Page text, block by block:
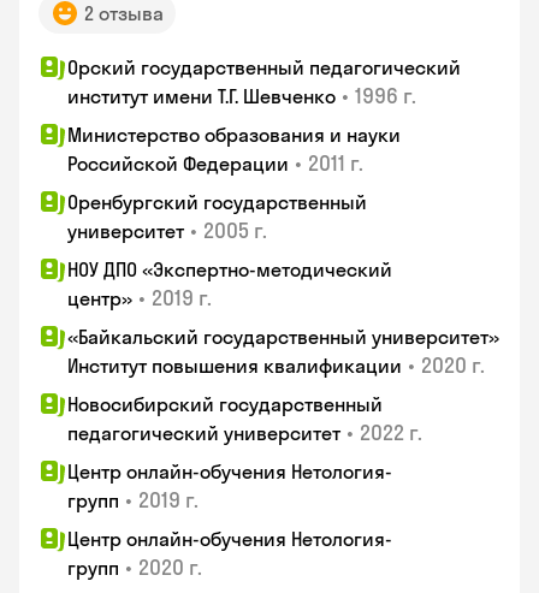
2 отзыва
Орский государственный педагогический
институт имени Т.Г. Шевченко • 1996 г.
Министерство образования и науки
Российской Федерации • 2011 г.
Оренбургский государственный
университет • 2005 г.
НОУ ДПО «Экспертно-методический
центр» • 2019 г.
«Байкальский государственный университет»
Институт повышения квалификации • 2020 г.
Новосибирский государственный
педагогический университет • 2022 г.
Центр онлайн-обучения Нетология-
групп • 2019 г.
Центр онлайн-обучения Нетология-
групп • 2020 г.